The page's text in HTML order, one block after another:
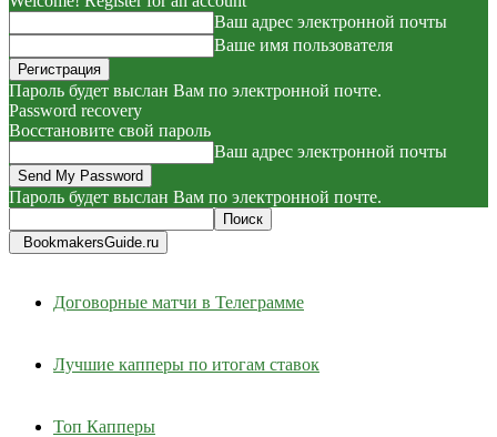
Ваш адрес электронной почты
Ваше имя пользователя
Пароль будет выслан Вам по электронной почте.
Password recovery
Восстановите свой пароль
Ваш адрес электронной почты
Пароль будет выслан Вам по электронной почте.
BookmakersGuide.ru
Договорные матчи в Телеграмме
Лучшие капперы по итогам ставок
Топ Капперы